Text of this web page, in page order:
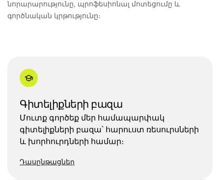
նորարարությունը, պրոֆեսիոնալ մոտեցումը և
գործնական կրթությունը։
Գիտելիքների բազա
Մուտք գործեք մեր համապարփակ
գիտելիքների բազա՝ հարուստ ռեսուրսների
և խորհուրդների համար։
Դասընթացներ